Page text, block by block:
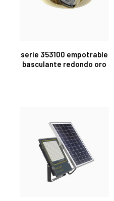
serie 353100 empotrable
basculante redondo oro